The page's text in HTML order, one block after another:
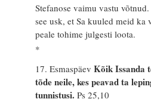
Stefanose vaimu vastu
see usk, et Sa kuuled meid ka
peale tohime julgesti loota.
*
17. EsmaspäevKõik Issanda
tõde neile, kes peavad ta
tunnistusi.Ps 25,10